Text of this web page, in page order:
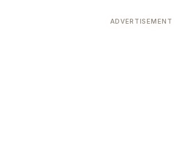
ADVERTISEMENT